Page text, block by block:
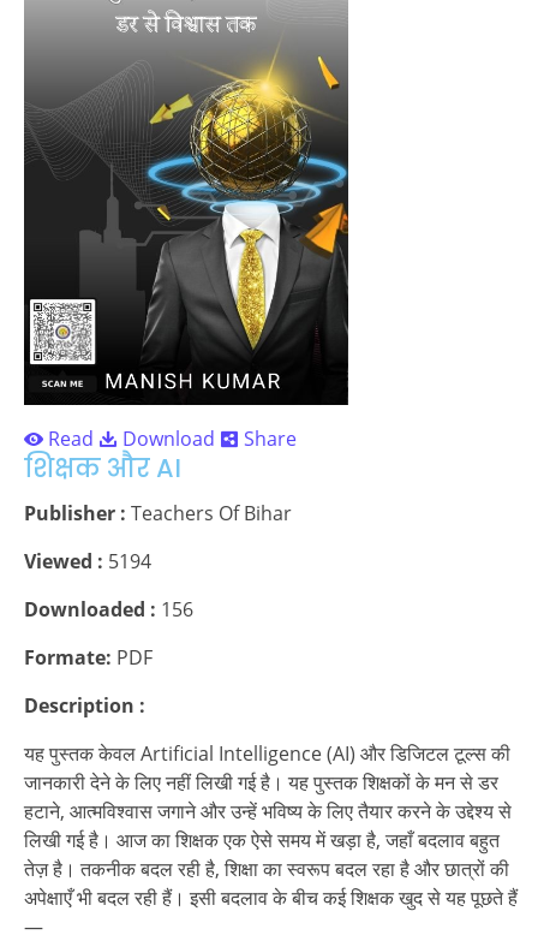
Read Download Share
शिक्षक और AI
Publisher : Teachers Of Bihar
Viewed : 5194
Downloaded : 156
Formate: PDF
Description :
यह पुस्तक केवल Artificial Intelligence (AI) और डिजिटल टूल्स की
जानकारी देने के लिए नहीं लिखी गई है। यह पुस्तक शिक्षकों के मन से डर
हटाने, आत्मविश्वास जगाने और उन्हें भविष्य के लिए तैयार करने के उद्देश्य से
लिखी गई है। आज का शिक्षक एक ऐसे समय में खड़ा है, जहाँ बदलाव बहुत
तेज़ है। तकनीक बदल रही है, शिक्षा का स्वरूप बदल रहा है और छात्रों की
अपेक्षाएँ भी बदल रही हैं। इसी बदलाव के बीच कई शिक्षक खुद से यह पूछते हैं
—